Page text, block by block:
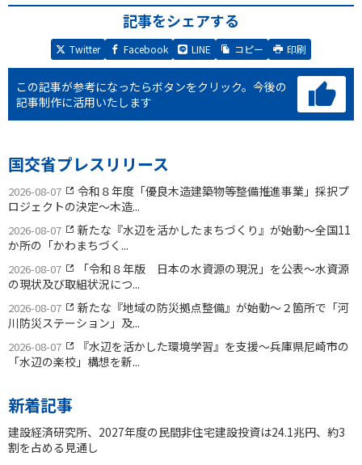
記事をシェアする
Twitter Facebook LINE コピー 印刷
この記事が参考になったらボタンをクリック。 今後の
記事制作に活用いたします
国交省プレスリリース
2026-08-07
令和８年度「優良木造建築物等整備推進事業」採択プ
ロジェクトの決定〜木造...
2026-08-07
新たな『水辺を活かしたまちづくり』が始動〜全国11
か所の「かわまちづく...
2026-08-07
「令和８年版 日本の水資源の現況」を公表〜水資源
の現状及び取組状況につ...
2026-08-07
新たな『地域の防災拠点整備』が始動〜２箇所で「河
川防災ステーション」及...
2026-08-07
『水辺を活かした環境学習』を支援〜兵庫県尼崎市の
「水辺の楽校」構想を新...
新着記事
建設経済研究所、2027年度の民間非住宅建設投資は24.1兆円、約3
割を占める見通し